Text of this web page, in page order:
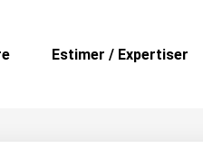
Estimer / Expertiser